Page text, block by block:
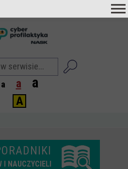
a a a
A
I NAUCZYCIELI